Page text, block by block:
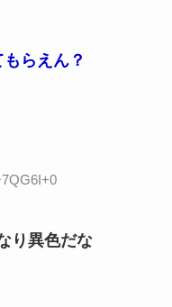
らえん？
り異色だな